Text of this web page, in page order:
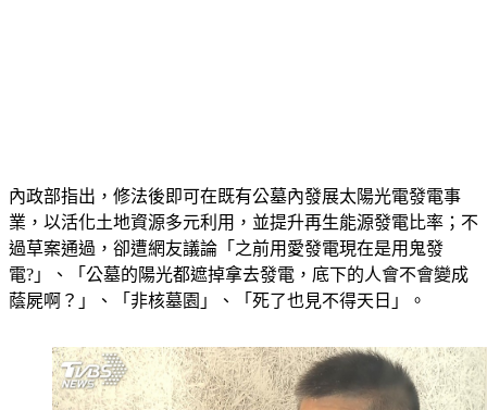
內政部指出，修法後即可在既有公墓內發展太陽光電發電事
業，以活化土地資源多元利用，並提升再生能源發電比率；不
過草案通過，卻遭網友議論「之前用愛發電現在是用鬼發
電?」、「公墓的陽光都遮掉拿去發電，底下的人會不會變成
蔭屍啊？」、「非核墓園」、「死了也見不得天日」。